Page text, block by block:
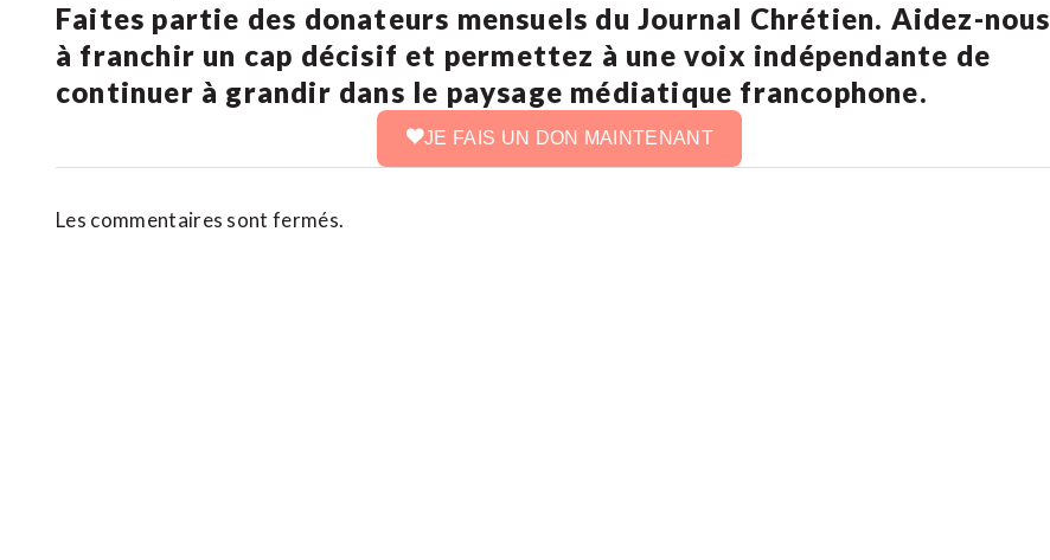
Faites partie des donateurs mensuels du Journal Chrétien. Aidez-nous
à franchir un cap décisif et permettez à une voix indépendante de
continuer à grandir dans le paysage médiatique francophone.
JE FAIS UN DON MAINTENANT
Les commentaires sont fermés.